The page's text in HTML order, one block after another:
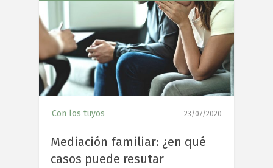
Con los tuyos 23/07/2020
Mediación familiar: ¿en qué
casos puede resutar